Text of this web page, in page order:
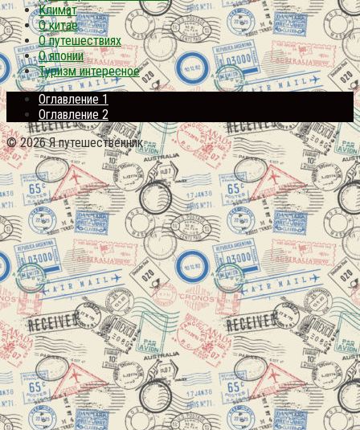
Климат
О китае
О путешествиях
О японии
Туризм интересное
Оглавление 1
Оглавление 2
© 2026 Я путешественник